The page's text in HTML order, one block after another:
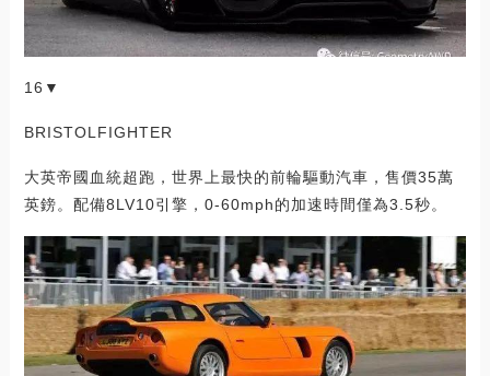
16▼
BRISTOLFIGHTER
大英帝國血統超跑，世界上最快的前輪驅動汽車，售價35萬
英鎊。配備8LV10引擎，0-60mph的加速時間僅為3.5秒。